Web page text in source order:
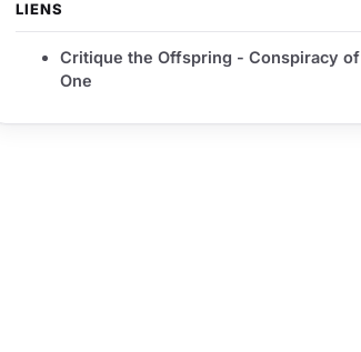
LIENS
Critique the Offspring - Conspiracy of
One